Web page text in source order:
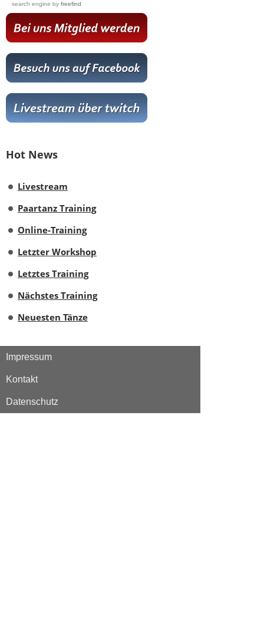
search engine by freefind
Hot News
Livestream
Paartanz Training
Online-Training
Letzter Workshop
Letztes Training
Nächstes Training
Neuesten Tänze
Impressum
Kontakt
Datenschutz